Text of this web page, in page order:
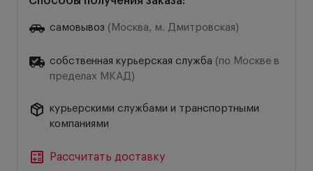
самовывоз (Москва, м. Дмитровская)
собственная курьерская служба (по Москве в
пределах МКАД)
курьерскими службами и транспортными
компаниями
Рассчитать доставку